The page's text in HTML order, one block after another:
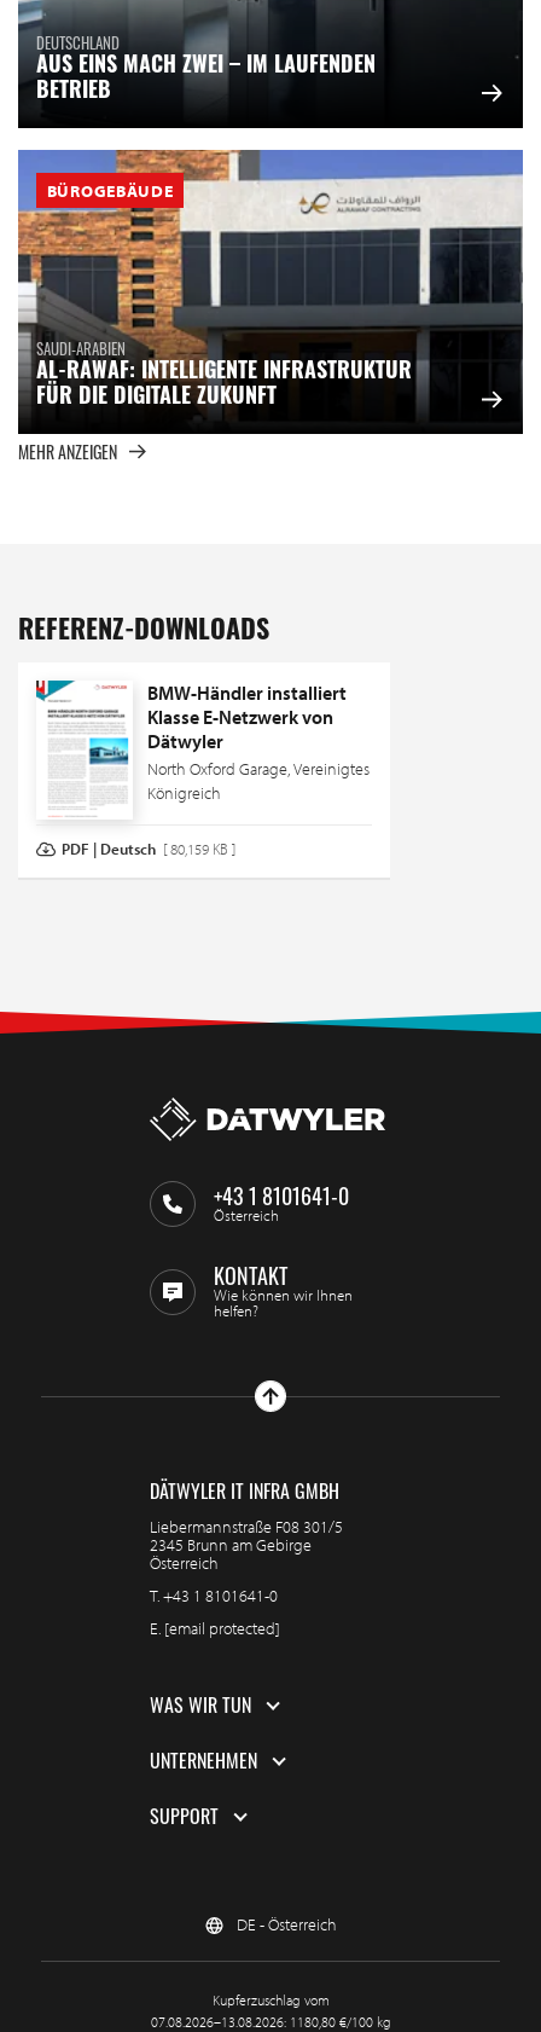
DEUTSCHLAND
AUS EINS MACH ZWEI – IM LAUFENDEN
BETRIEB
BÜROGEBÄUDE
SAUDI-ARABIEN
AL-RAWAF: INTELLIGENTE INFRASTRUKTUR
FÜR DIE DIGITALE ZUKUNFT
MEHR ANZEIGEN
REFERENZ-DOWNLOADS
BMW-Händler installiert
Klasse E-Netzwerk von
Dätwyler
North Oxford Garage, Vereinigtes
Königreich
PDF | Deutsch [ 80,159 KB ]
+43 1 8101641-0
Österreich
KONTAKT
Wie können wir Ihnen
helfen?
DÄTWYLER IT INFRA GMBH
Liebermannstraße F08 301/5
2345 Brunn am Gebirge
Österreich
T.+43 1 8101641-0
E. [email protected]
WAS WIR TUN
UNTERNEHMEN
SUPPORT
DE - Österreich
Kupferzuschlag vom
07.08.2026–13.08.2026: 1180,80 €/100 kg